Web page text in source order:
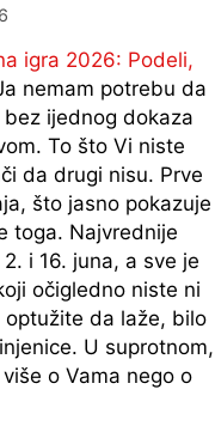
igra 2026: Podeli,
nemam potrebu da
ijednog dokaza
To što Vi niste
da drugi nisu. Prve
što jasno pokazuje
toga. Najvrednije
i 16. juna, a sve je
očigledno niste ni
da laže, bilo
U suprotnom,
o Vama nego o